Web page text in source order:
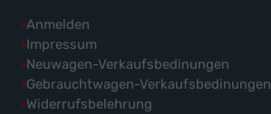
Anmelden
Impressum
Neuwagen-Verkaufsbedinungen
Gebrauchtwagen-Verkaufsbedinungen
Widerrufsbelehrung